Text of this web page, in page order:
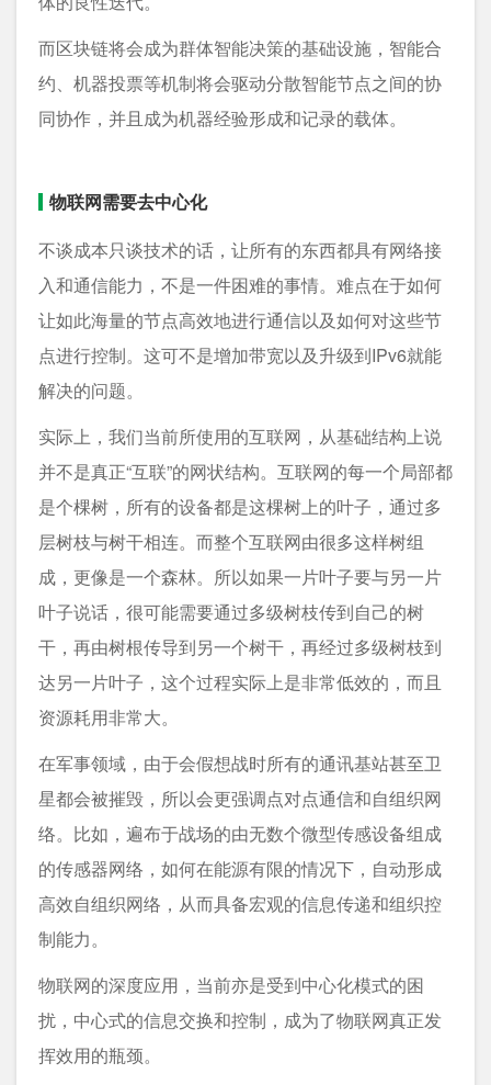
而区块链将会成为群体智能决策的基础设施，智能合
约、机器投票等机制将会驱动分散智能节点之间的协
同协作，并且成为机器经验形成和记录的载体。
物联网需要去中心化
不谈成本只谈技术的话，让所有的东西都具有网络接
入和通信能力，不是一件困难的事情。难点在于如何
让如此海量的节点高效地进行通信以及如何对这些节
点进行控制。这可不是增加带宽以及升级到IPv6就能
解决的问题。
实际上，我们当前所使用的互联网，从基础结构上说
并不是真正“互联”的网状结构。互联网的每一个局部都
是个棵树，所有的设备都是这棵树上的叶子，通过多
层树枝与树干相连。而整个互联网由很多这样树组
成，更像是一个森林。所以如果一片叶子要与另一片
叶子说话，很可能需要通过多级树枝传到自己的树
干，再由树根传导到另一个树干，再经过多级树枝到
达另一片叶子，这个过程实际上是非常低效的，而且
资源耗用非常大。
在军事领域，由于会假想战时所有的通讯基站甚至卫
星都会被摧毁，所以会更强调点对点通信和自组织网
络。比如，遍布于战场的由无数个微型传感设备组成
的传感器网络，如何在能源有限的情况下，自动形成
高效自组织网络，从而具备宏观的信息传递和组织控
制能力。
物联网的深度应用，当前亦是受到中心化模式的困
扰，中心式的信息交换和控制，成为了物联网真正发
挥效用的瓶颈。